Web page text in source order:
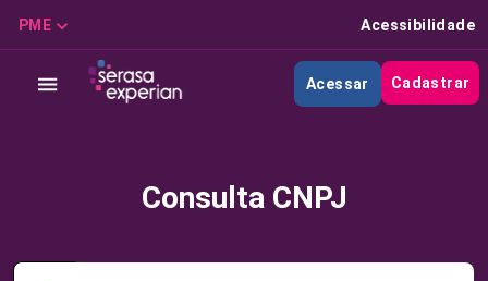
PME Acessibilidade
Acessar Cadastrar
Consulta CNPJ